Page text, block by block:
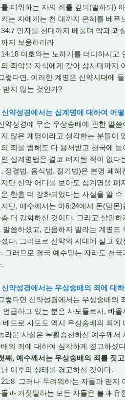
를 미워하는 자의 죄를 갚되(벌하되)
키는 자에게는 천 대까지 은혜를 베푸
34:7 인자를 천대까지 베풀며 악과 과
지 보응하리라
14:18 여호와는 노하기를 더디하시고
의 죄악을 자식에게 갚아 삼사대까지
렇다면, 이러한 계명은 신약시대에
받지 않는 것인가?
신약성경에서는 십계명에 대하여 어
약성경에 무슨 우상숭배에 관한 말
지 않은 계명이라고 생각한는 분들이
의 죄를 범해도 다 용서받고 천국에
인 십계명법은 결코 폐지된 적이 없
, 정결법, 음식법, 절기법)은 분명 폐
지만 신약 어디를 보아도 십계명을 폐
은 한층 더 강화되었다는 사실을 알
지만, 예수께서는 마6:24에서 돈(맘몬
층 더 강화하신 것이다. 그리고 살인
말씀하셨고, 간음하지 말라는 계명
다. 그러므로 신약의 시대에 살고
. 그러므로 결국 예수믿는 자라도 천
신약성경에서는 우상숭배의 죄에 대
렇다면 신약성경에서는 우상숭배의
언급하고 있는 분은 사도들로서, 바
베드로 사도도 역시 우상숭배의 죄에
라운 사실은 부활승천하신 예수께서
배의 죄에 대하여 심각하게 경고하셨
째, 예수께서는 우상숭배의 죄를 짓
난 이후의 상태를 경고하신 것이다.
21:8 그러나 두려워하는 자들과 믿지
들과 거짓말하는 모든 자들은 불과